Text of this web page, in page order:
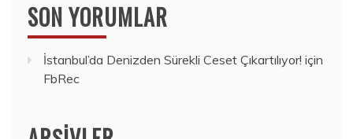
SON YORUMLAR
İstanbul’da Denizden Sürekli Ceset Çıkartılıyor! için
FbRec